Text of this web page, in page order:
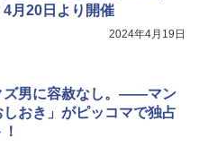
4月20日より開催
2024年4月19日
ズ男に容赦なし。――マン
しおき」がピッコマで独占